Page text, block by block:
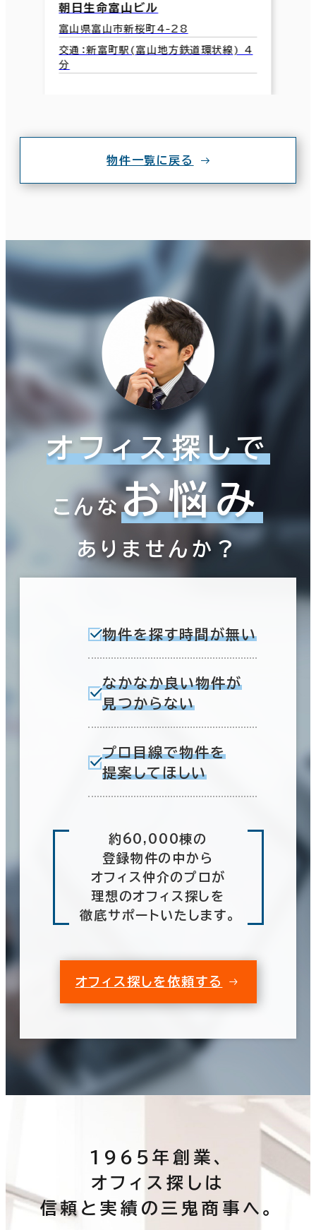
朝日生命富山ビル
富山県富山市新桜町4-28
交通：新富町駅(富山地方鉄道環状線) 4
分
物件一覧に戻る
オフィス探しで
こんなお悩み
ありませんか？
物件を探す時間が無い
なかなか良い物件が
見つからない
プロ目線で物件を
提案してほしい
約60,000棟の
登録物件の中から
オフィス仲介のプロが
理想のオフィス探しを
徹底サポートいたします。
オフィス探しを依頼する
1965年創業、
オフィス探しは
信頼と実績の三鬼商事へ。